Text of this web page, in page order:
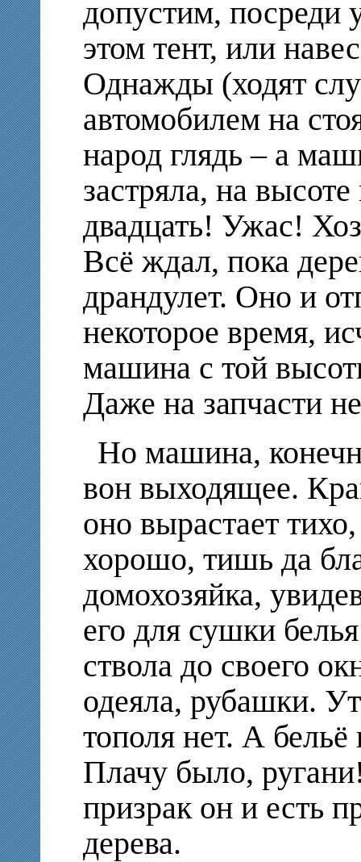
допустим, посреди
этом тент, или
Однажды (ходят
автомобилем на
народ глядь – а
застряла, на
двадцать! Ужас!
Всё ждал, пока
драндулет. Оно и
некоторое время,
машина с той
Даже на запчасти
Но машина,
вон выходящее.
оно вырастает
хорошо, тишь да
домохозяйка,
его для сушки
ствола до своего
одеяла, рубашки.
тополя нет. А
Плачу было,
призрак он и есть
дерева.